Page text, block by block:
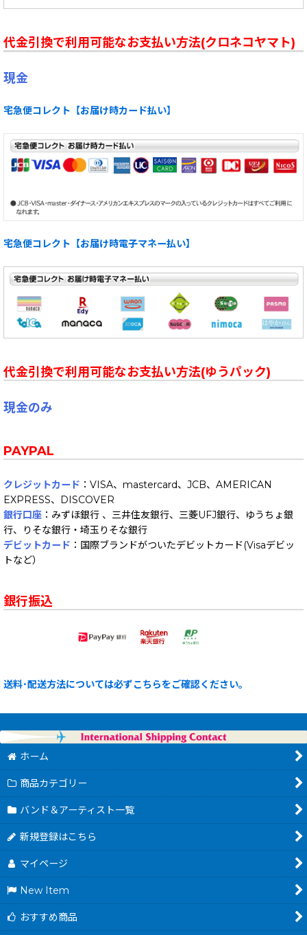
代金引換で利用可能なお支払い方法(クロネコヤマト)
現金
宅急便コレクト【お届け時カード払い】
宅急便コレクト【お届け時電子マネー払い】
代金引換で利用可能なお支払い方法(ゆうパック)
現金のみ
PAYPAL
クレジットカード ：VISA、mastercard、JCB、AMERICAN
EXPRESS、DISCOVER
銀行口座 ：みずほ銀行 、三井住友銀行、三菱UFJ銀行、ゆうちょ銀
行、りそな銀行・埼玉りそな銀行
デビットカード ：国際ブランドがついたデビットカード(Visaデビッ
トなど）
銀行振込
送料･配送方法については必ずこちらをご確認ください。
ホーム
商品カテゴリー
バンド＆アーティスト一覧
新規登録はこちら
マイページ
New Item
おすすめ商品